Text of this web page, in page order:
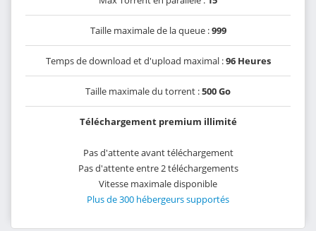
Taille maximale de la queue :999
Temps de download et d'upload maximal :96 Heures
Taille maximale du torrent :500 Go
Téléchargement premium illimité
Pas d'attente avant téléchargement
Pas d'attente entre 2 téléchargements
Vitesse maximale disponible
Plus de 300 hébergeurs supportés